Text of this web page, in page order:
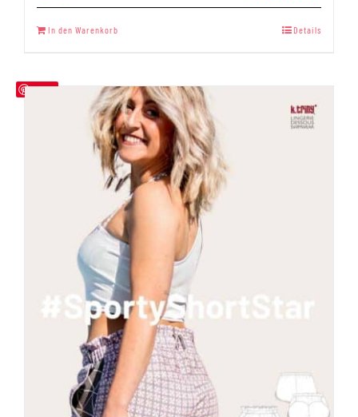
Bewertet
5.00
In den Warenkorb Details
Save